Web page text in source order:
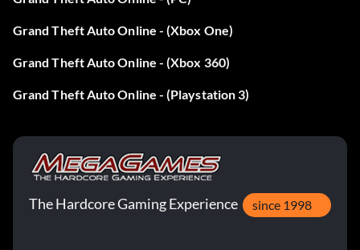
Grand Theft Auto Online - (Xbox One)
Grand Theft Auto Online - (Xbox 360)
Grand Theft Auto Online - (Playstation 3)
The Hardcore Gaming Experience since 1998